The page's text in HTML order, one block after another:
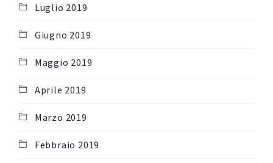
Luglio 2019
Giugno 2019
Maggio 2019
Aprile 2019
Marzo 2019
Febbraio 2019